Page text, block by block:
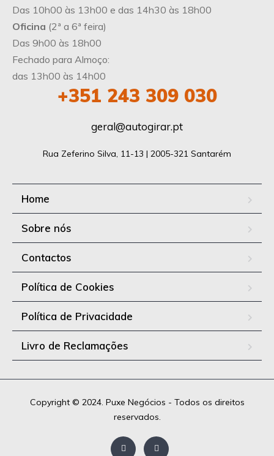
Das 10h00 às 13h00 e das 14h30 às 18h00
Oficina (2ª a 6ª feira)
Das 9h00 às 18h00
Fechado para Almoço:
das 13h00 às 14h00
+351 243 309 030
geral@autogirar.pt
Rua Zeferino Silva, 11-13 | 2005-321 Santarém
Home
Sobre nós
Contactos
Política de Cookies
Política de Privacidade
Livro de Reclamações
Copyright © 2024. Puxe Negócios - Todos os direitos
reservados.